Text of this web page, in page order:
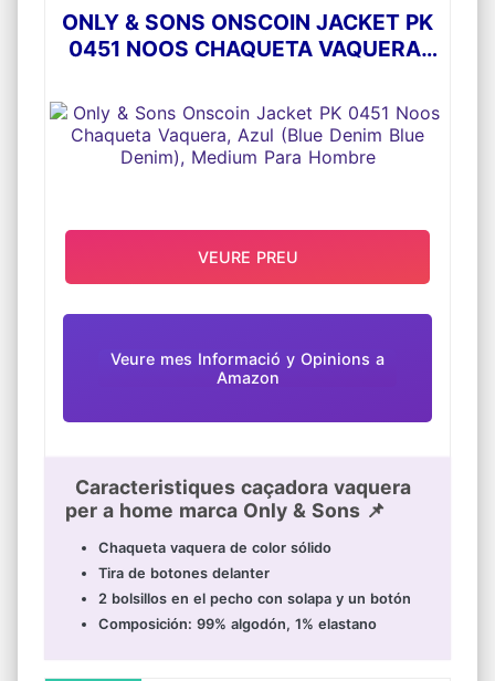
ONLY & SONS ONSCOIN JACKET PK
0451 NOOS CHAQUETA VAQUERA,
MEDIUM PARA HOMBRE
Veure mes Informació y Opinions a
Amazon
Caracteristiques caçadora vaquera
per a home marca Only & Sons 📌
Chaqueta vaquera de color sólido
Tira de botones delanter
2 bolsillos en el pecho con solapa y un botón
Composición: 99% algodón, 1% elastano
VEURE PREU